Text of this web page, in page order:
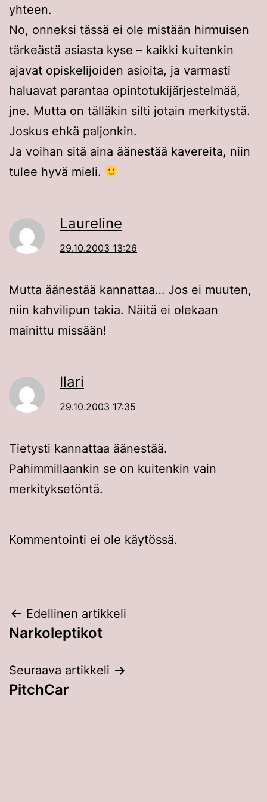
yhteen.
No, onneksi tässä ei ole mistään hirmuisen
tärkeästä asiasta kyse – kaikki kuitenkin
ajavat opiskelijoiden asioita, ja varmasti
haluavat parantaa opintotukijärjestelmää,
jne. Mutta on tälläkin silti jotain merkitystä.
Joskus ehkä paljonkin.
Ja voihan sitä aina äänestää kavereita, niin
tulee hyvä mieli.
Laureline
29.10.2003 13:26
Mutta äänestää kannattaa… Jos ei muuten,
niin kahvilipun takia. Näitä ei olekaan
mainittu missään!
Ilari
29.10.2003 17:35
Tietysti kannattaa äänestää.
Pahimmillaankin se on kuitenkin vain
merkityksetöntä.
Kommentointi ei ole käytössä.
Artikkelien
selaus
Edellinen artikkeli
Narkoleptikot
Seuraava artikkeli
PitchCar